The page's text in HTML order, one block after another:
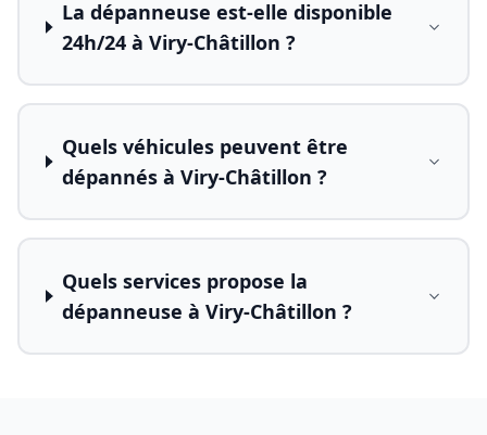
La dépanneuse est-elle disponible
24h/24 à Viry-Châtillon ?
Quels véhicules peuvent être
dépannés à Viry-Châtillon ?
Quels services propose la
dépanneuse à Viry-Châtillon ?